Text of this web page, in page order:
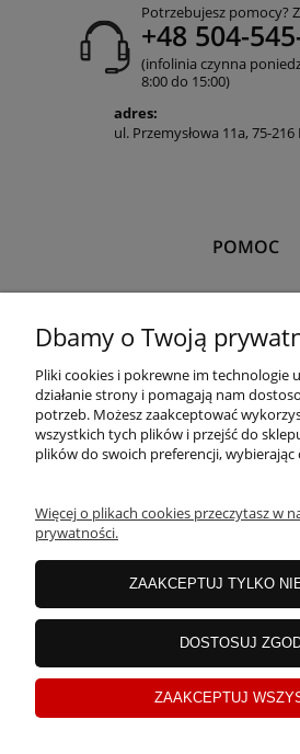
Potrzebujesz pomocy?
+48 504-
(infolinia czynna
8:00 do 15:00)
adres:
ul. Przemysłowa 11a, 75-216
POMOC
PŁATNOŚCI I
OFERTA
| ul. Przemysłowa
zachodniopomorskie | NIP: 6690500343
sklep@tklighting.plTel.:
Dbamy o Twoją
Pliki cookies i pokrewne im technologie
działanie strony i pomagają nam
potrzeb. Możesz zaakceptować
wszystkich tych plików i przejść do
plików do swoich preferencji,
Więcej o plikach cookies przeczytasz w
prywatności.
ZAAKCEPTUJ TYLKO
DOSTOSUJ
ZAAKCEPTUJ